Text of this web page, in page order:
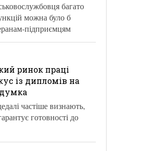
багато
можна було б
підприємцям
ринок праці
із дипломів на
частіше визнають,
готовності до